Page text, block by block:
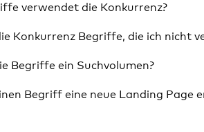
verwendet die Konkurrenz?
Konkurrenz Begriffe, die ich nicht
Begriffe ein Suchvolumen?
Begriff eine neue Landing Page